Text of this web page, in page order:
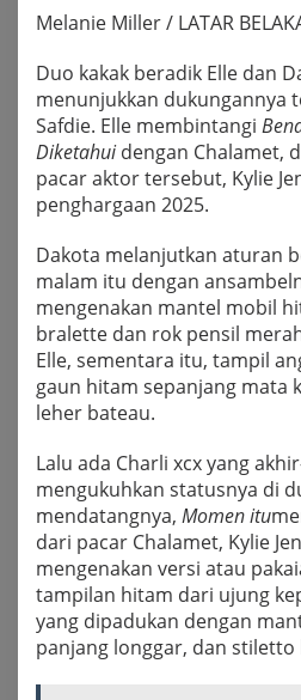
Melanie Miller / LATAR
Duo kakak beradik Elle dan
menunjukkan dukungannya
Safdie. Elle membintangi
Diketahuidengan Chalamet,
pacar aktor tersebut, Kylie
penghargaan 2025.
Dakota melanjutkan aturan
malam itu dengan
mengenakan mantel mobil
bralette dan rok pensil
Elle, sementara itu, tampil
gaun hitam sepanjang mata
leher bateau.
Lalu ada Charli xcx yang
mengukuhkan statusnya di
mendatangnya, Momen itu
dari pacar Chalamet, Kylie
mengenakan versi atau
tampilan hitam dari ujung
yang dipadukan dengan
panjang longgar, dan